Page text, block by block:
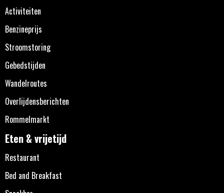
Activiteiten
Benzineprijs
Stroomstoring
Gebedstijden
Wandelroutes
Overlijdensberichten
Rommelmarkt
Eten & vrijetijd
Restaurant
Bed and Breakfast